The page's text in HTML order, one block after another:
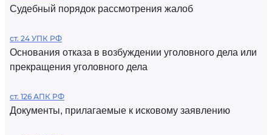
Судебный порядок рассмотрения жалоб
ст. 24 УПК РФ
Основания отказа в возбуждении уголовного дела или
прекращения уголовного дела
ст. 126 АПК РФ
Документы, прилагаемые к исковому заявлению